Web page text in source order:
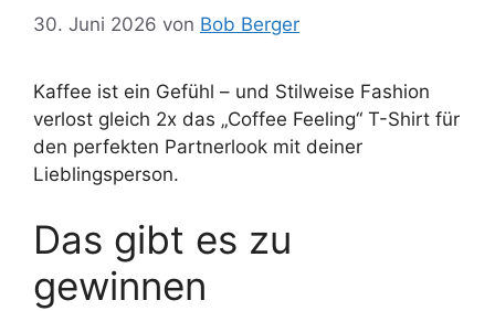
30. Juni 2026 von Bob Berger
Kaffee ist ein Gefühl – und Stilweise Fashion
verlost gleich 2x das „Coffee Feeling“ T-Shirt für
den perfekten Partnerlook mit deiner
Lieblingsperson.
Das gibt es zu
gewinnen